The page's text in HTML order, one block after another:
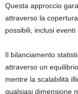
Questa approccio
attraverso la
possibili, inclusi eventi
Il bilanciamento
attraverso un
mentre la scalabilità
qualsiasi dimensione